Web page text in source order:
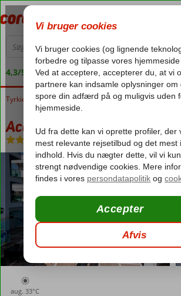
4,3/5 på Trustpilot
Forside
Tyrkiet Tyrkiets sydkyst Alanya Oba Acar Hotel
Acar Hotel
All Inclusive-Hotel
aug. 33°C